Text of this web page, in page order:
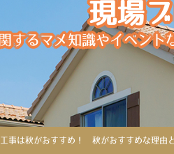
現場
するマメ知識やイベント
事は秋がおすすめ！ 秋がおすすめな理由